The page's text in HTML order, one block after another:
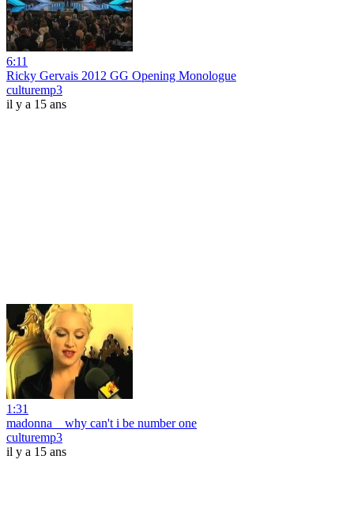
6:11
Ricky Gervais 2012 GG Opening Monologue
culturemp3
il y a 15 ans
1:31
madonna _ why can't i be number one
culturemp3
il y a 15 ans